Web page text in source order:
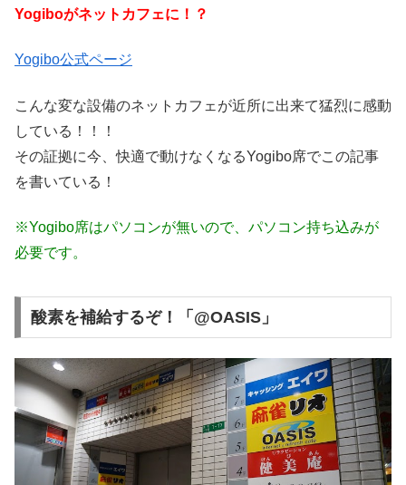
Yogiboがネットカフェに！？
Yogibo公式ページ
こんな変な設備のネットカフェが近所に出来て猛烈に感動
している！！！
その証拠に今、快適で動けなくなるYogibo席でこの記事
を書いている！
※Yogibo席はパソコンが無いので、パソコン持ち込みが
必要です。
酸素を補給するぞ！「@OASIS」